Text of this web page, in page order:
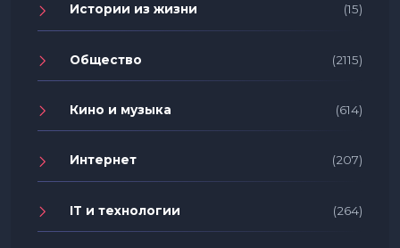
Истории из жизни (15)
Общество (2115)
Кино и музыка (614)
Интернет (207)
IT и технологии (264)